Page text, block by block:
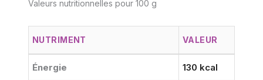
Valeurs nutritionnelles pour 100 g
NUTRIMENT VALEUR
Énergie 130 kcal